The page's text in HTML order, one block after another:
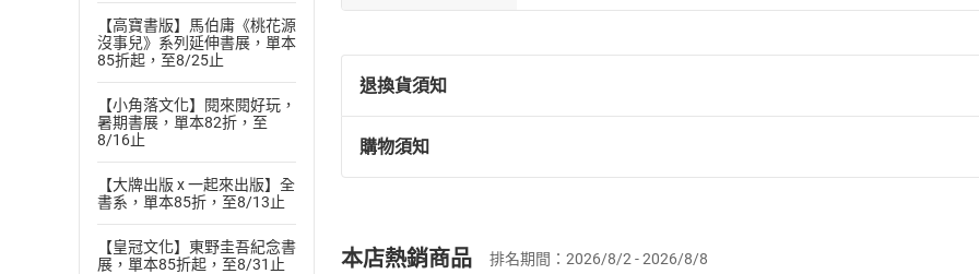
【高寶書版】馬伯庸《桃花源
沒事兒》系列延伸書展，單本
85折起，至8/25止
【小角落文化】閱來閱好玩，
暑期書展，單本82折，至
8/16止
【大牌出版 x 一起來出版】全
書系，單本85折，至8/13止
【皇冠文化】東野圭吾紀念書
展，單本85折起，至8/31止
退換貨須知
退換貨規定：
(一)依消費者保護法第19條第1項後段暨通訊交易解除權合理例外情事適用
(二)消費者訂購本店鋪之商品即代表知悉本店鋪所銷售之商品為電子書，
購物須知
本店熱銷商品 排名期間：2026/8/2 - 2026/8/8